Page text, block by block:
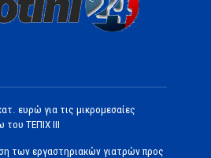
ευρώ για τις μικρομεσαίες
του ΤΕΠΙΧ ΙΙΙ
των εργαστηριακών γιατρών προς